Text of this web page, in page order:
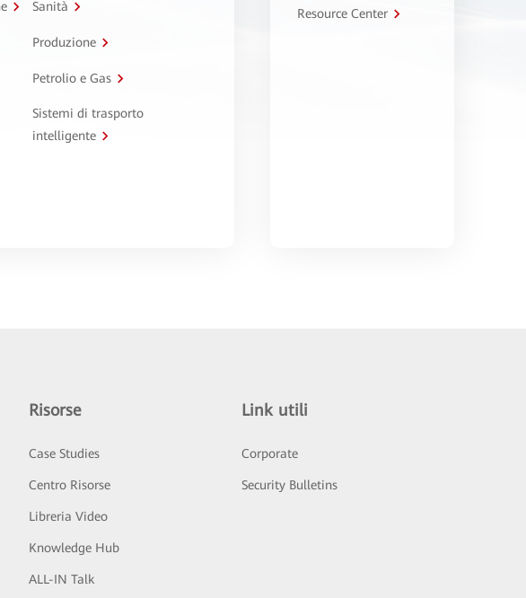
Sanità
Produzione
Petrolio e Gas
Sistemi di trasporto
intelligente
Resource Center
Risorse
Case Studies
Centro Risorse
Libreria Video
Knowledge Hub
ALL-IN Talk
Link utili
Corporate
Security Bulletins